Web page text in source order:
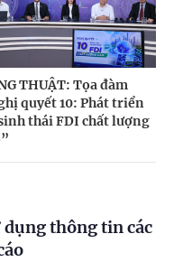
THUẬT: Tọa đàm
quyết 10: Phát triển
thái FDI chất lượng
thông tin các